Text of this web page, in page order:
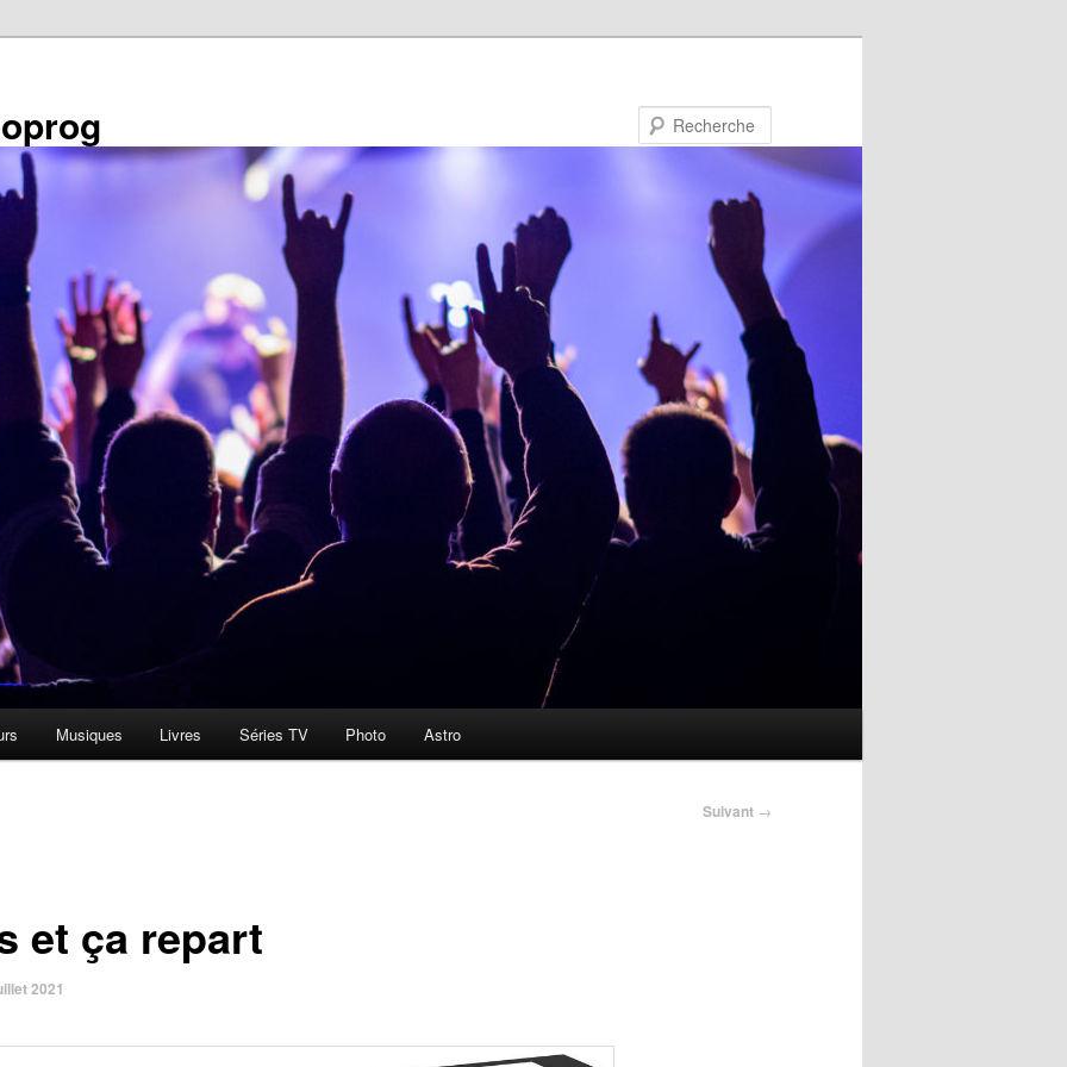
Musiques Livres Séries TV Photo Astro
Suivant →
et ça repart
2021